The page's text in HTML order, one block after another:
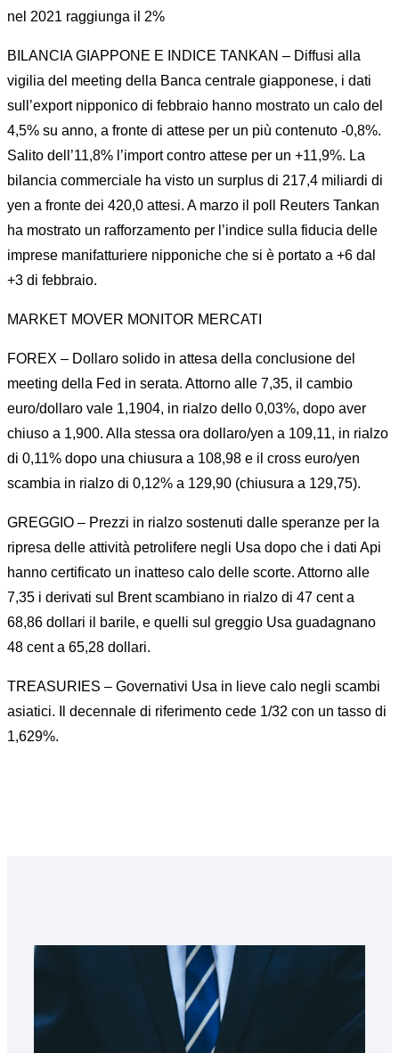
nel 2021 raggiunga il 2%
BILANCIA GIAPPONE E INDICE TANKAN – Diffusi alla
vigilia del meeting della Banca centrale giapponese, i dati
sull’export nipponico di febbraio hanno mostrato un calo del
4,5% su anno, a fronte di attese per un più contenuto -0,8%.
Salito dell’11,8% l’import contro attese per un +11,9%. La
bilancia commerciale ha visto un surplus di 217,4 miliardi di
yen a fronte dei 420,0 attesi. A marzo il poll Reuters Tankan
ha mostrato un rafforzamento per l’indice sulla fiducia delle
imprese manifatturiere nipponiche che si è portato a +6 dal
+3 di febbraio.
MARKET MOVER MONITOR MERCATI
FOREX – Dollaro solido in attesa della conclusione del
meeting della Fed in serata. Attorno alle 7,35, il cambio
euro/dollaro vale 1,1904, in rialzo dello 0,03%, dopo aver
chiuso a 1,900. Alla stessa ora dollaro/yen a 109,11, in rialzo
di 0,11% dopo una chiusura a 108,98 e il cross euro/yen
scambia in rialzo di 0,12% a 129,90 (chiusura a 129,75).
GREGGIO – Prezzi in rialzo sostenuti dalle speranze per la
ripresa delle attività petrolifere negli Usa dopo che i dati Api
hanno certificato un inatteso calo delle scorte. Attorno alle
7,35 i derivati sul Brent scambiano in rialzo di 47 cent a
68,86 dollari il barile, e quelli sul greggio Usa guadagnano
48 cent a 65,28 dollari.
TREASURIES – Governativi Usa in lieve calo negli scambi
asiatici. Il decennale di riferimento cede 1/32 con un tasso di
1,629%.